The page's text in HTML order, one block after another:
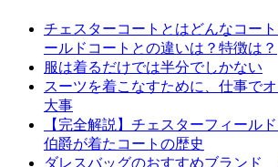
チェスターコートとはどんなコー
ールドコートとの違いは？特徴は？
服は着るだけでは半分でしかない
スーツを着こなすために、仕事で
大事
【完全解説】チェスターフィール
伯爵が着たコートの歴史
ダレスバッグのおすすめブランド